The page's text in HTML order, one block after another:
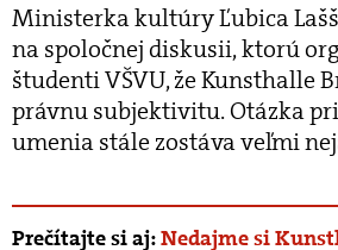
Ministerka kultúry Ľubica
na spoločnej diskusii, ktorú
študenti VŠVU, že Kunsthalle
právnu subjektivitu. Otázka
umenia stále zostáva veľmi
Prečítajte si aj:Nedajme si